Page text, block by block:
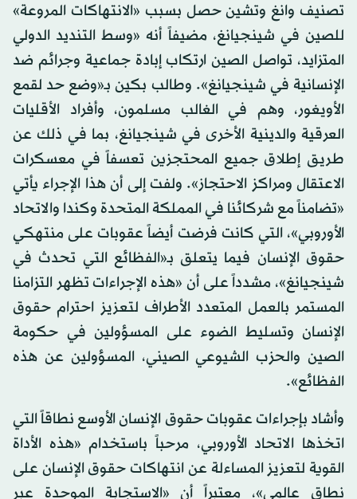
تصنيف وانغ وتشين حصل بسبب «الانتهاكات المروعة»
للصين في شينجيانغ، مضيفاً أنه «وسط التنديد الدولي
المتزايد، تواصل الصين ارتكاب إبادة جماعية وجرائم ضد
الإنسانية في شينجيانغ». وطالب بكين بـ«وضع حد لقمع
الأويغور، وهم في الغالب مسلمون، وأفراد الأقليات
العرقية والدينية الأخرى في شينجيانغ، بما في ذلك عن
طريق إطلاق جميع المحتجزين تعسفاً في معسكرات
الاعتقال ومراكز الاحتجاز». ولفت إلى أن هذا الإجراء يأتي
«تضامناً مع شركائنا في المملكة المتحدة وكندا والاتحاد
الأوروبي»، التي كانت فرضت أيضاً عقوبات على منتهكي
حقوق الإنسان فيما يتعلق بـ«الفظائع التي تحدث في
شينجيانغ»، مشدداً على أن «هذه الإجراءات تظهر التزامنا
المستمر بالعمل المتعدد الأطراف لتعزيز احترام حقوق
الإنسان وتسليط الضوء على المسؤولين في حكومة
الصين والحزب الشيوعي الصيني، المسؤولين عن هذه
الفظائع».
وأشاد بإجراءات عقوبات حقوق الإنسان الأوسع نطاقاً التي
اتخذها الاتحاد الأوروبي، مرحباً باستخدام «هذه الأداة
القوية لتعزيز المساءلة عن انتهاكات حقوق الإنسان على
نطاق عالمي»، معتبراً أن «الاستجابة الموحدة عبر